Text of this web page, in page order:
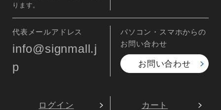
ります。
代表メールアドレス
info@signmall.j
p
パソコン・スマホからの
お問い合わせ
お問い合わせ
ログイン カート